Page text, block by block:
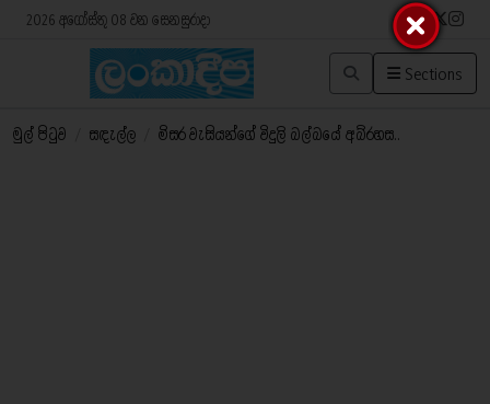
2026 අගෝස්තු 08 වන සෙනසුරාදා
Sections
මුල් පිටුව සඳැල්ල මිසර වැසියන්ගේ විදුලි බල්බයේ අබ්රහස..